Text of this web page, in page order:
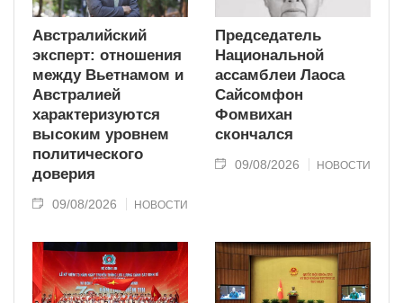
Австралийский
эксперт: отношения
между Вьетнамом и
Австралией
характеризуются
высоким уровнем
политического
доверия
09/08/2026 НОВОСТИ
Председатель
Национальной
ассамблеи Лаоса
Сайсомфон
Фомвихан
скончался
09/08/2026 НОВОСТИ